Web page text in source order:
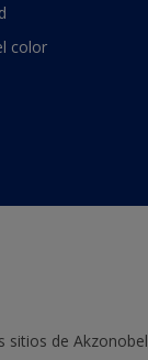
color
sitios de Akzonobel